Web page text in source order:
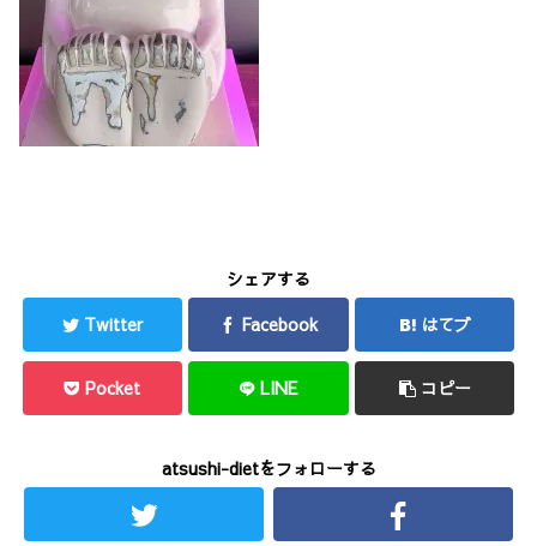
シェアする
Twitter
Facebook はてブ
Pocket LINE コピー
atsushi-dietをフォローする